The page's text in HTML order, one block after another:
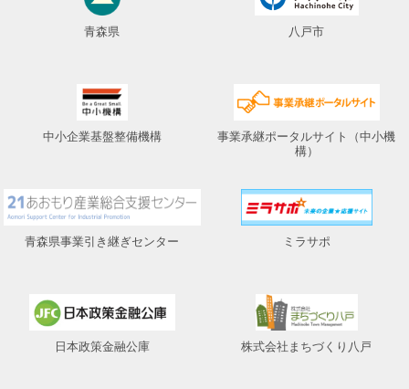
青森県 八戸市
中小企業基盤整備機構
事業承継ポータルサイト（中小機
構）
青森県事業引き継ぎセンター ミラサポ
日本政策金融公庫 株式会社まちづくり八戸